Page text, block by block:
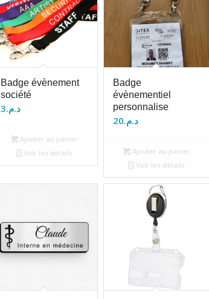
Badge évènement
société
د.م.3
Ajouter au panier
Voir les détails
Badge
évènementiel
personnalise
د.م.20
Ajouter au panier
Voir les détails